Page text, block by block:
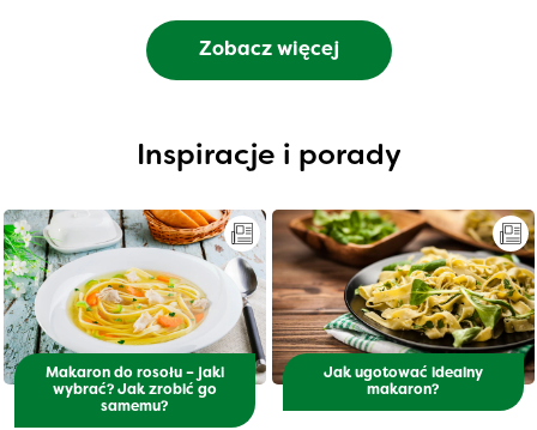
Zobacz więcej
Inspiracje i porady
Makaron do rosołu – jaki
wybrać? Jak zrobić go
samemu?
Jak ugotować idealny
makaron?